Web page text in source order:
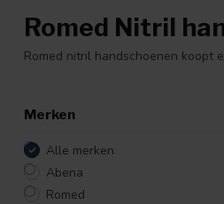
Romed Nitril
Romed nitril handschoenen koopt
Merken
Alle merken
Abena
Romed